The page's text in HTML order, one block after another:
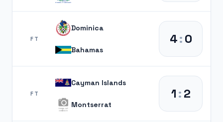
FT
Dominica
Bahamas
4:0
FT
Cayman Islands
Montserrat
1:2